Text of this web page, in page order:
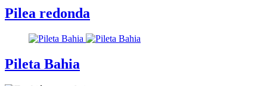
Pilea redonda
Pileta Bahia